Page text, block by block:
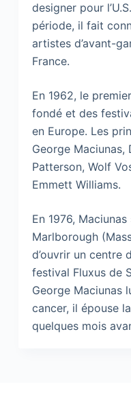
designer pour
période, il fait
artistes d’avant-
France.
En 1962, le
fondé et des
en Europe. Les
George Maciunas,
Patterson, Wolf
Emmett Williams.
En 1976,
Marlborough
d’ouvrir un centre
festival Fluxus de
George Maciunas
cancer, il épouse
quelques mois